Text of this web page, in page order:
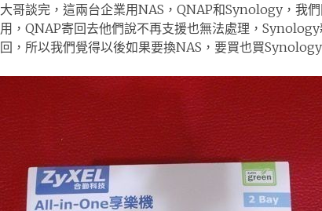
哥談完，這兩台企業用NAS，QNAP和Synology，我
，QNAP寄回去他們說不再支援也無法處理，
，所以我們覺得以後如果要換NAS，要買也買